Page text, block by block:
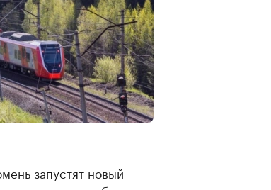
запустят новый